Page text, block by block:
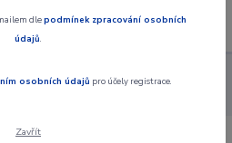
Menu
Stewart And The Maffia - Learning To
dlepodmínek zpracování osobních
údajů.
osobních údajů pro účely registrace.
Zavřít